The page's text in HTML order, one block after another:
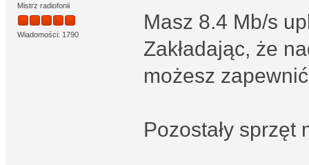
Mistrz radiofonii
Wiadomości: 1790
Masz 8.4 Mb/s
Zakładając, że
możesz
Pozostały sprzęt